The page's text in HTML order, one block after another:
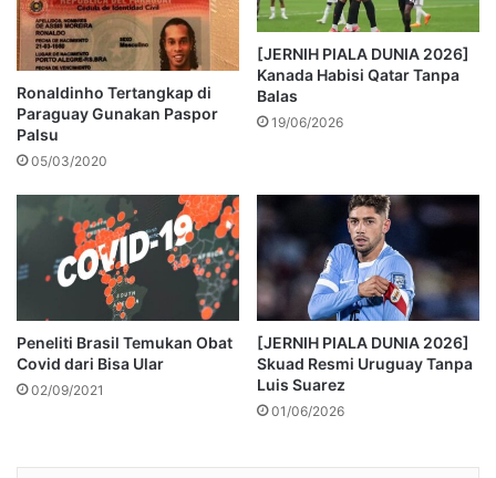
Ronaldinho Tertangkap di
Paraguay Gunakan Paspor
Palsu
05/03/2020
[JERNIH PIALA DUNIA 2026]
Kanada Habisi Qatar Tanpa
Balas
19/06/2026
Peneliti Brasil Temukan Obat
Covid dari Bisa Ular
02/09/2021
[JERNIH PIALA DUNIA 2026]
Skuad Resmi Uruguay Tanpa
Luis Suarez
01/06/2026